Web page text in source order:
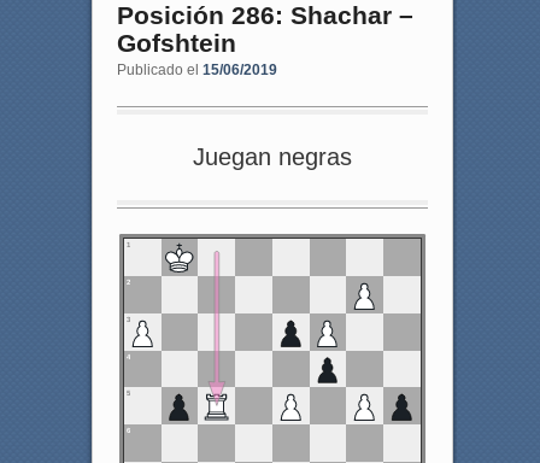
Posición 286: Shachar –
Gofshtein
Publicado el 15/06/2019
Juegan negras
1
2
3
4
5
6